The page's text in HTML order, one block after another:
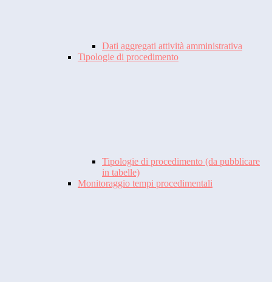
Dati aggregati attività amministrativa
Tipologie di procedimento
Tipologie di procedimento (da pubblicare
in tabelle)
Monitoraggio tempi procedimentali